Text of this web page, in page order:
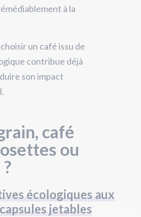
à la
un café issu de
contribue déjà
son impact
café
ou
écologiques aux
jetables